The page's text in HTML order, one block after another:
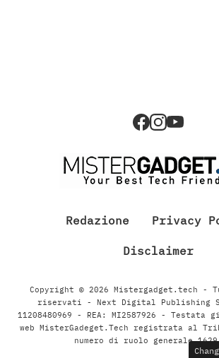
Redazione Privacy
Disclaimer
Copyright © 2026
riservati - Next Digital Publishing
11208480969 - REA: MI2587926 -
web MisterGadeget.Tech registrata al
numero di ruolo generale